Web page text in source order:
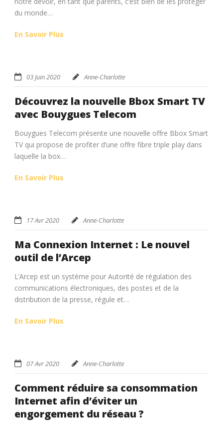
du monde…
En Savoir Plus
03 Juin 2020 Anne-Charlotte
Découvrez la nouvelle Bbox Smart TV
avec Bouygues Telecom
Bouygues Telecom présente une nouvelle offre Bbox Smart
TV qui propose de profiter d’une offre fibre triple play dans
laquelle la box…
En Savoir Plus
17 Avr 2020 Anne-Charlotte
Ma Connexion Internet : Le nouvel
outil de l’Arcep
L’Arcep est un système pour Autorité de régulation des
communications électroniques, des postes et de la
distribution de la presse, régule et…
En Savoir Plus
07 Avr 2020 Anne-Charlotte
Comment réduire sa consommation
Internet afin d’éviter un
engorgement du réseau ?